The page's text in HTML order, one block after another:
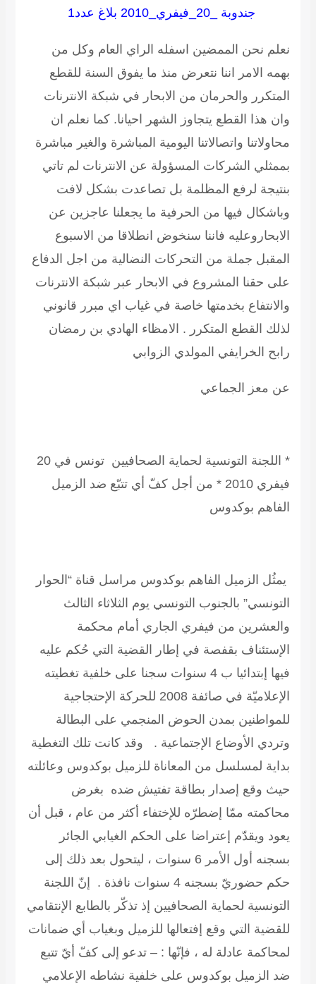
جندوبة _20_فيفري_2010 بلاغ عدد1
نعلم نحن الممضين اسفله الراي العام وكل من
بهمه الامر اننا نتعرض منذ ما يفوق السنة للقطع
المتكرر والحرمان من الابحار في شبكة الانترنات
وان هذا القطع يتجاوز الشهر احيانا. كما نعلم ان
محاولاتنا واتصالاتنا اليومية المباشرة والغير مباشرة
بممثلي الشركات المسؤولة عن الانترنات لم تاتي
بنتيجة لرفع المظلمة بل تصاعدت بشكل لافت
وباشكال فيها من الحرفية ما يجعلنا عاجزين عن
الابحاروعليه فاننا سنخوض انطلاقا من الاسبوع
المقبل جملة من التحركات النضالية من اجل الدفاع
على حقنا المشروع في الابحار عبر شبكة الانترنات
والانتفاع بخدمتها خاصة في غياب اي مبرر قانوني
لذلك القطع المتكرر . الامظاء الهادي بن رمضان
رابح الخرايفي المولدي الزوابي
عن معز الجماعي
* اللجنة التونسية لحماية الصحافيين
تونس في 20
فيفري 2010
* من أجل كفّ أي تتبّع ضد الزميل
الفاهم بوكدوس
يمثُل الزميل الفاهم بوكدوس مراسل قناة “الحوار
التونسي” بالجنوب التونسي يوم الثلاثاء الثالث
والعشرين من فيفري الجاري أمام محكمة
الإستئناف بقفصة في إطار القضية التي حُكم عليه
فيها إبتدائيا ب 4 سنوات سجنا على خلفية تغطيته
الإعلاميّة في صائفة 2008 للحركة الإحتجاجية
للمواطنين بمدن الحوض المنجمي على البطالة
وتردي الأوضاع الإجتماعية . وقد كانت تلك التغطية
بداية لمسلسل من المعاناة للزميل بوكدوس وعائلته
حيث وقع إصدار بطاقة تفتيش ضده بغرض
محاكمته ممّا إضطرّه للإختفاء أكثر من عام ، قبل أن
يعود ويقدّم إعتراضا على الحكم الغيابي الجائر
بسجنه أول الأمر 6 سنوات ، ليتحول بعد ذلك إلى
حكم حضوريّ بسجنه 4 سنوات نافذة . إنّ اللجنة
التونسية لحماية الصحافيين إذ تذكّر بالطابع الإنتقامي
للقضية التي وقع إفتعالها للزميل وبغياب أي ضمانات
لمحاكمة عادلة له ، فإنّها : – تدعو إلى كفّ أيّ تتبع
ضد الزميل بوكدوس على خلفية نشاطه الإعلامي